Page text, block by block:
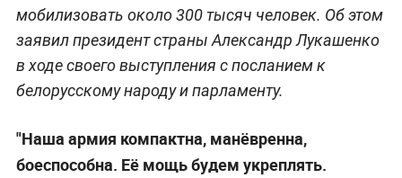
мобилизовать около 300 тысяч человек. Об этом
заявил президент страны Александр Лукашенко
в ходе своего выступления с посланием к
белорусскому народу и парламенту.
"Наша армия компактна, манёвренна,
боеспособна. Её мощь будем укреплять.